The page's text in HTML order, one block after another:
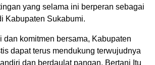
yang selama ini berperan sebagai
Kabupaten Sukabumi.
dan komitmen bersama, Kabupaten
dapat terus mendukung terwujudnya
dan berdaulat pangan. Bertani Itu